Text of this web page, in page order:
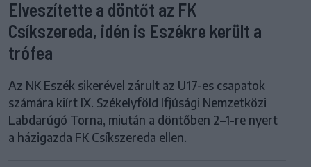
Elveszítette a döntőt az FK
Csíkszereda, idén is Eszékre került a
trófea
Az NK Eszék sikerével zárult az U17-es csapatok
számára kiírt IX. Székelyföld Ifjúsági Nemzetközi
Labdarúgó Torna, miután a döntőben 2–1-re nyert
a házigazda FK Csíkszereda ellen.